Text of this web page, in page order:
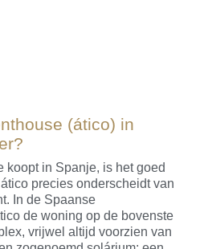
(ático) in
koopt in Spanje, is het goed
precies onderscheidt van
In de Spaanse
de woning op de bovenste
vrijwel altijd voorzien van